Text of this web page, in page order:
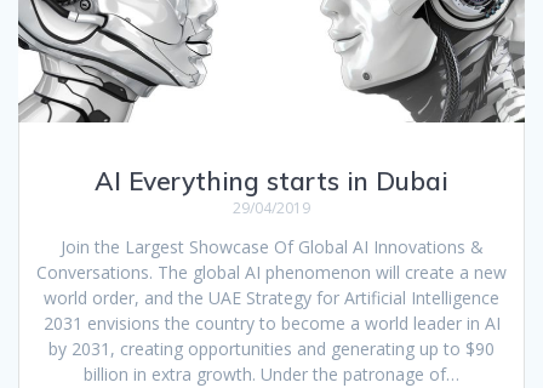
AI Everything starts in Dubai
29/04/2019
Join the Largest Showcase Of Global AI Innovations &
Conversations. The global AI phenomenon will create a new
world order, and the UAE Strategy for Artificial Intelligence
2031 envisions the country to become a world leader in AI
by 2031, creating opportunities and generating up to $90
billion in extra growth. Under the patronage of…